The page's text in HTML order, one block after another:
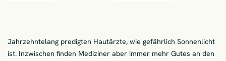
Jahrzehntelang predigten Hautärzte, wie gefährlich Sonnenlicht
ist. Inzwischen finden Mediziner aber immer mehr Gutes an den